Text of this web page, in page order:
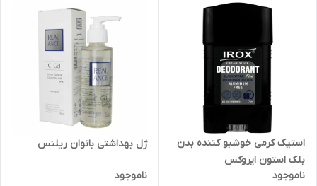
استیک کرمی خوشبو کننده بدن
بلک استون ایروکس
ناموجود
ژل بهداشتی بانوان ریلنس
ناموجود